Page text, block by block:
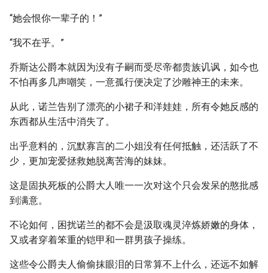
“她会恨你一辈子的！”
“我不在乎。”
乔斯达公爵本就因为没有子嗣而受尽帝都贵族讥讽，如今也
不怕再多几声嘲笑，一意孤行便决定了沙雕神王的未来。
从此，诺兰告别了漂亮的小裙子和洋娃娃，所有令她反感的
东西都从生活中消失了。
出乎意料的，沉默寡言的二小姐没有任何抵触，还活跃了不
少，更加宠爱拯救她脱离苦海的妹妹。
这是固执死板的公爵大人唯一一次对这个只会发呆的憨批感
到满意。
不论如何，困扰诺兰的都不会是汲取魂灵淬炼娇嫩的身体，
又或者穿着笨重的铠甲和一群男孩子操练。
这些令公爵夫人偷偷抹眼泪的日常算不上什么，还远不如解